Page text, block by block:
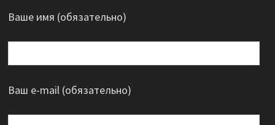
Ваше имя (обязательно)
Ваш e-mail (обязательно)